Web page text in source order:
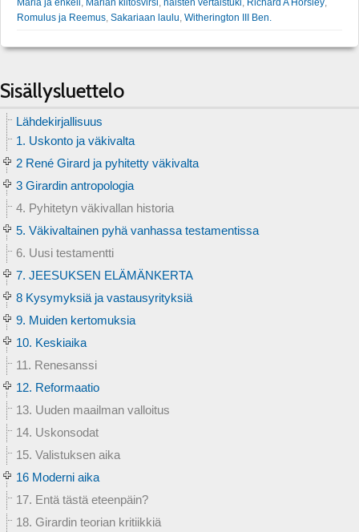
Romulus ja Reemus Sakariaan laulu Witherington III Ben.
Sisällysluettelo
Lähdekirjallisuus
1. Uskonto ja väkivalta
2 René Girard ja pyhitetty väkivalta
3 Girardin antropologia
4. Pyhitetyn väkivallan historia
5. Väkivaltainen pyhä vanhassa testamentissa
6. Uusi testamentti
7. JEESUKSEN ELÄMÄNKERTA
8 Kysymyksiä ja vastausyrityksiä
9. Muiden kertomuksia
10. Keskiaika
11. Renesanssi
12. Reformaatio
13. Uuden maailman valloitus
14. Uskonsodat
15. Valistuksen aika
16 Moderni aika
17. Entä tästä eteenpäin?
18. Girardin teorian kritiikkiä